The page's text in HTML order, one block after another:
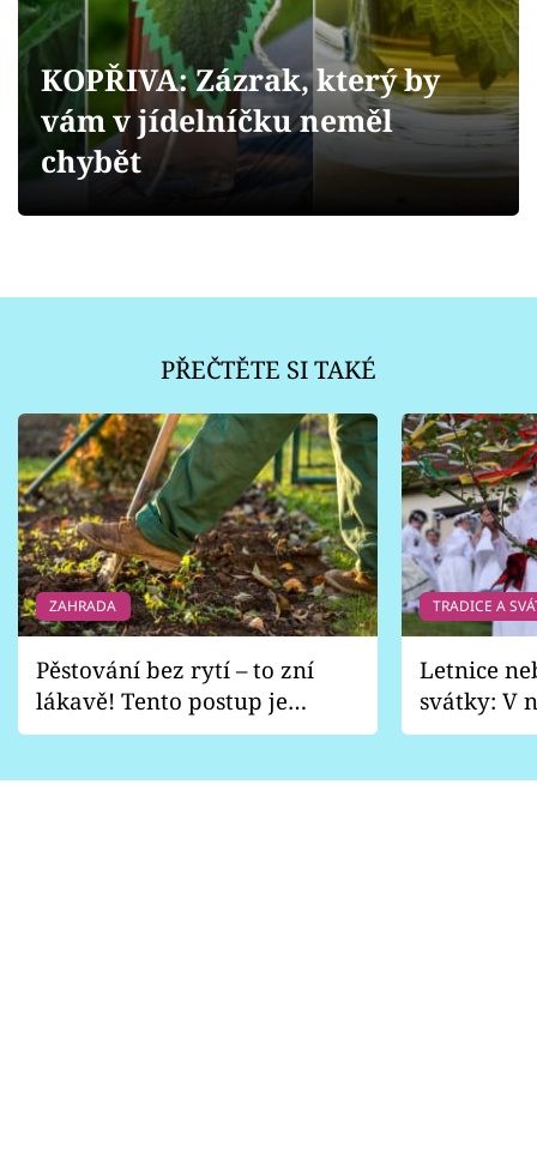
Přihlášení
Sledujte nás
KOPŘIVA: Zázrak, který by
vám v jídelníčku neměl
chybět
PŘEČTĚTE SI TAKÉ
ZAHRADA
Pěstování bez rytí – to zní
lákavě! Tento postup je
vhodný jen pro některé
TRADICE A
Letnice
svátky: V
pondělí